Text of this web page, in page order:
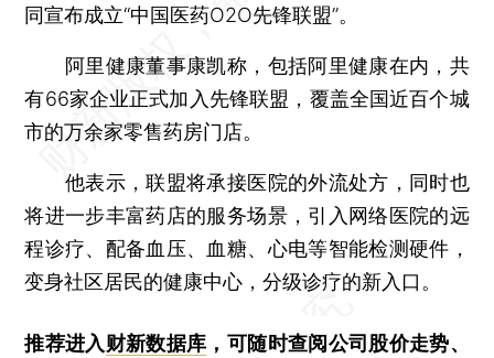
同宣布成立“中国医药O2O先锋联盟”。
阿里健康董事康凯称，包括阿里健康在内，共
有66家企业正式加入先锋联盟，覆盖全国近百个城
市的万余家零售药房门店。
他表示，联盟将承接医院的外流处方，同时也
将进一步丰富药店的服务场景，引入网络医院的远
程诊疗、配备血压、血糖、心电等智能检测硬件，
变身社区居民的健康中心，分级诊疗的新入口。
推荐进入财新数据库 ，可随时查阅公司股价走势、